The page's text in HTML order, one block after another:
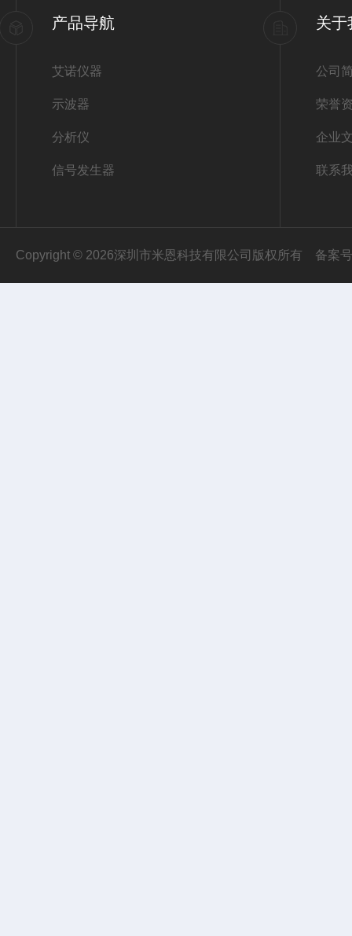
产品导航
艾诺仪器
示波器
分析仪
信号发生器
关于
公司
荣誉
企业
联系
Copyright © 2026深圳市米恩科技有限公司版权所有 备案